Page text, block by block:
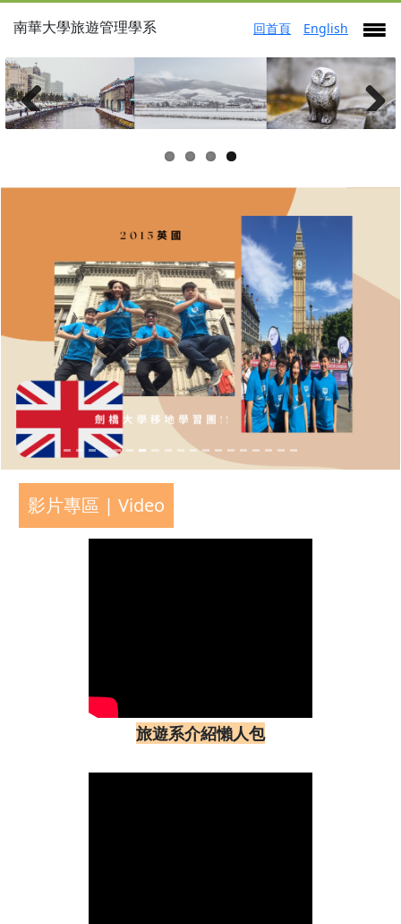
南華大學旅遊管理學系 回首頁 English
影片專區 | Video
旅遊系介紹懶人包